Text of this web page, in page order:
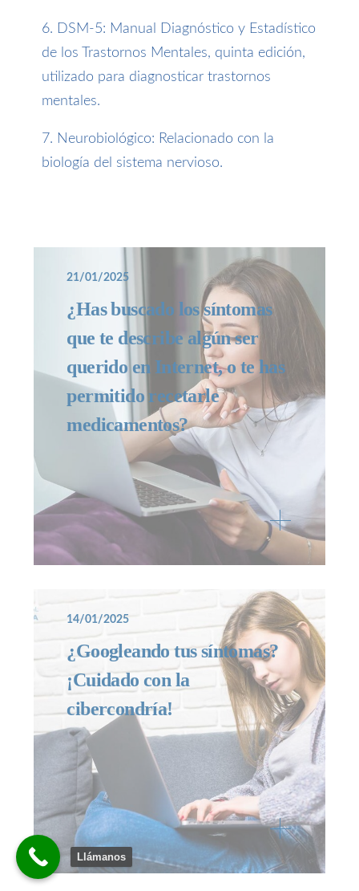
6. DSM-5: Manual Diagnóstico y Estadístico
de los Trastornos Mentales, quinta edición,
utilizado para diagnosticar trastornos
mentales.
7. Neurobiológico: Relacionado con la
biología del sistema nervioso.
21/01/2025
¿Has buscado los síntomas
que te describe algún ser
querido en Internet, o te has
permitido recetarle
medicamentos?
14/01/2025
¿Googleando tus síntomas?
¡Cuidado con la
cibercondría!
Llámanos